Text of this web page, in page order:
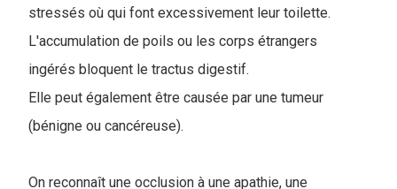
stressés où qui font excessivement leur toilette.
L'accumulation de poils ou les corps étrangers
ingérés bloquent le tractus digestif.
Elle peut également être causée par une tumeur
(bénigne ou cancéreuse).
On reconnaît une occlusion à une apathie, une